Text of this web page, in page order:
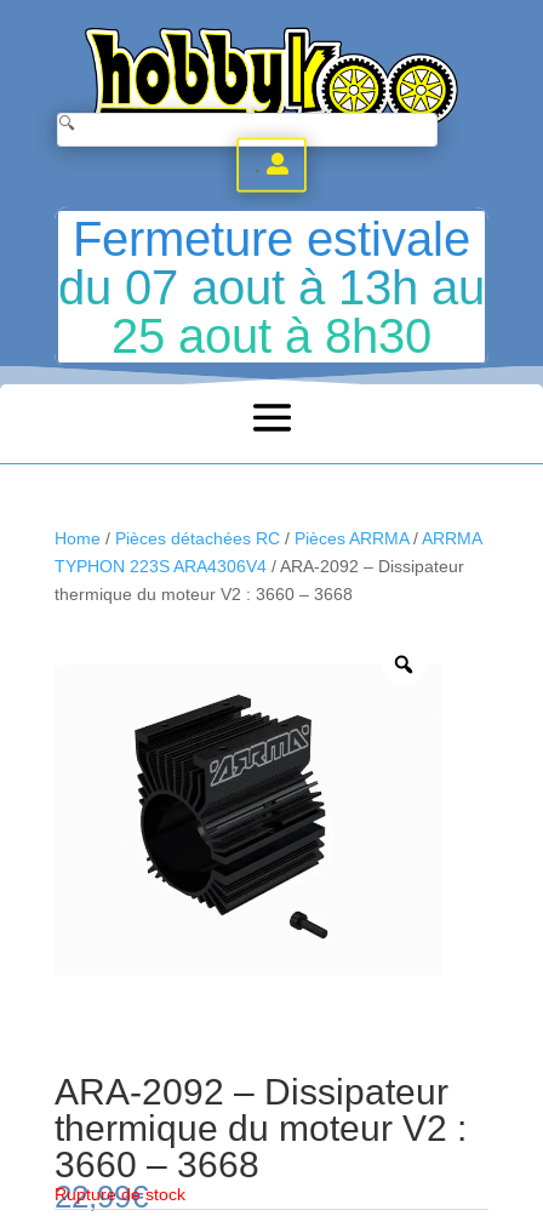
.
Fermeture estivale
du 07 aout à 13h au
25 aout à 8h30
Home/ Pièces détachées RC/ Pièces ARRMA/ARRMA
TYPHON 223S ARA4306V4/ ARA-2092 – Dissipateur
thermique du moteur V2 : 3660 – 3668
ARA-2092 – Dissipateur
thermique du moteur V2 :
3660 – 3668
22,99€
Rupture de stock